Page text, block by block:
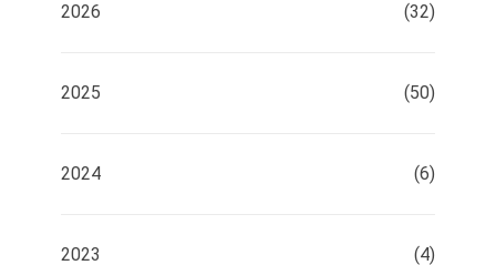
2026 (32)
2025 (50)
2024 (6)
2023 (4)